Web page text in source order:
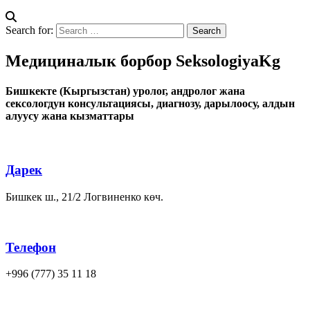
Search for:
Медициналык борбор SeksologiyaKg
Бишкекте (Кыргызстан) уролог, андролог жана
сексологдун консультациясы, диагнозу, дарылоосу, алдын
алуусу жана кызматтары
Дарек
Бишкек ш., 21/2 Логвиненко көч.
Телефон
‪+996 (777) 35 11 18